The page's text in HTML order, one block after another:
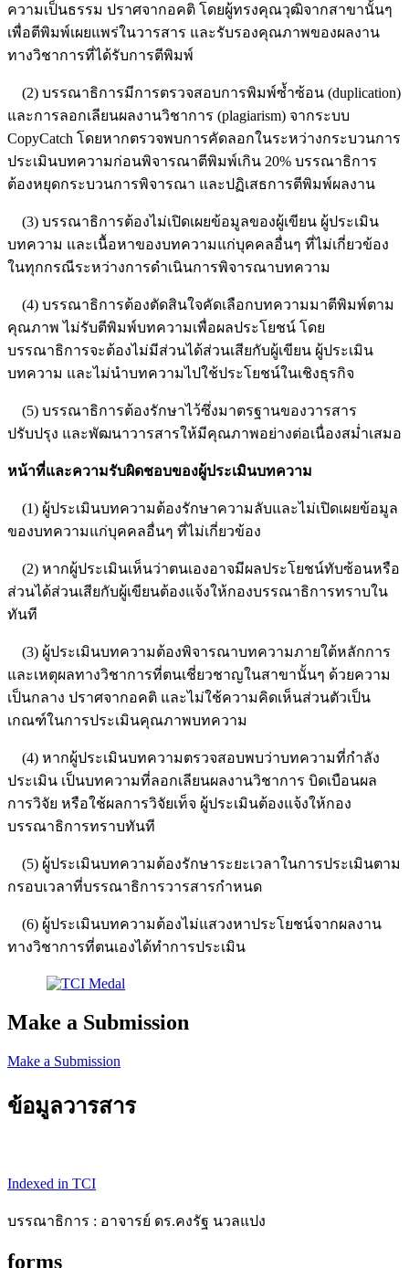
ความเป็นธรรม ปราศจากอคติ โดยผู้ทรงคุณวุฒิจากสาขานั้นๆ
เพื่อตีพิมพ์เผยแพร่ในวารสาร และรับรองคุณภาพของผลงาน
ทางวิชาการที่ได้รับการตีพิมพ์
(2) บรรณาธิการมีการตรวจสอบการพิมพ์ซ้ำซ้อน (duplication)
และการลอกเลียนผลงานวิชาการ (plagiarism) จากระบบ
CopyCatch โดยหากตรวจพบการคัดลอกในระหว่างกระบวนการ
ประเมินบทความก่อนพิจารณาตีพิมพ์เกิน 20% บรรณาธิการ
ต้องหยุดกระบวนการพิจารณา และปฏิเสธการตีพิมพ์ผลงาน
(3) บรรณาธิการต้องไม่เปิดเผยข้อมูลของผู้เขียน ผู้ประเมิน
บทความ และเนื้อหาของบทความแก่บุคคลอื่นๆ ที่ไม่เกี่ยวข้อง
ในทุกกรณีระหว่างการดำเนินการพิจารณาบทความ
(4) บรรณาธิการต้องตัดสินใจคัดเลือกบทความมาตีพิมพ์ตาม
คุณภาพ ไม่รับตีพิมพ์บทความเพื่อผลประโยชน์ โดย
บรรณาธิการจะต้องไม่มีส่วนได้ส่วนเสียกับผู้เขียน ผู้ประเมิน
บทความ และไม่นำบทความไปใช้ประโยชน์ในเชิงธุรกิจ
(5) บรรณาธิการต้องรักษาไว้ซึ่งมาตรฐานของวารสาร
ปรับปรุง และพัฒนาวารสารให้มีคุณภาพอย่างต่อเนื่องสม่ำเสมอ
หน้าที่และความรับผิดชอบของผู้ประเมินบทความ
(1) ผู้ประเมินบทความต้องรักษาความลับและไม่เปิดเผยข้อมูล
ของบทความแก่บุคคลอื่นๆ ที่ไม่เกี่ยวข้อง
(2) หากผู้ประเมินเห็นว่าตนเองอาจมีผลประโยชน์ทับซ้อนหรือ
ส่วนได้ส่วนเสียกับผู้เขียนต้องแจ้งให้กองบรรณาธิการทราบใน
ทันที
(3) ผู้ประเมินบทความต้องพิจารณาบทความภายใต้หลักการ
และเหตุผลทางวิชาการที่ตนเชี่ยวชาญในสาขานั้นๆ ด้วยความ
เป็นกลาง ปราศจากอคติ และไม่ใช้ความคิดเห็นส่วนตัวเป็น
เกณฑ์ในการประเมินคุณภาพบทความ
(4) หากผู้ประเมินบทความตรวจสอบพบว่าบทความที่กำลัง
ประเมิน เป็นบทความที่ลอกเลียนผลงานวิชาการ บิดเบือนผล
การวิจัย หรือใช้ผลการวิจัยเท็จ ผู้ประเมินต้องแจ้งให้กอง
บรรณาธิการทราบทันที
(5) ผู้ประเมินบทความต้องรักษาระยะเวลาในการประเมินตาม
กรอบเวลาที่บรรณาธิการวารสารกำหนด
(6) ผู้ประเมินบทความต้องไม่แสวงหาประโยชน์จากผลงาน
ทางวิชาการที่ตนเองได้ทำการประเมิน
Make a Submission
Make a Submission
ข้อมูลวารสาร
Indexed in TCI
บรรณาธิการ : อาจารย์ ดร.คงรัฐ นวลแปง
forms